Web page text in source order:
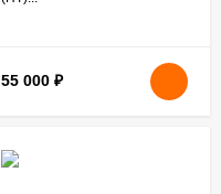
55 000 ₽